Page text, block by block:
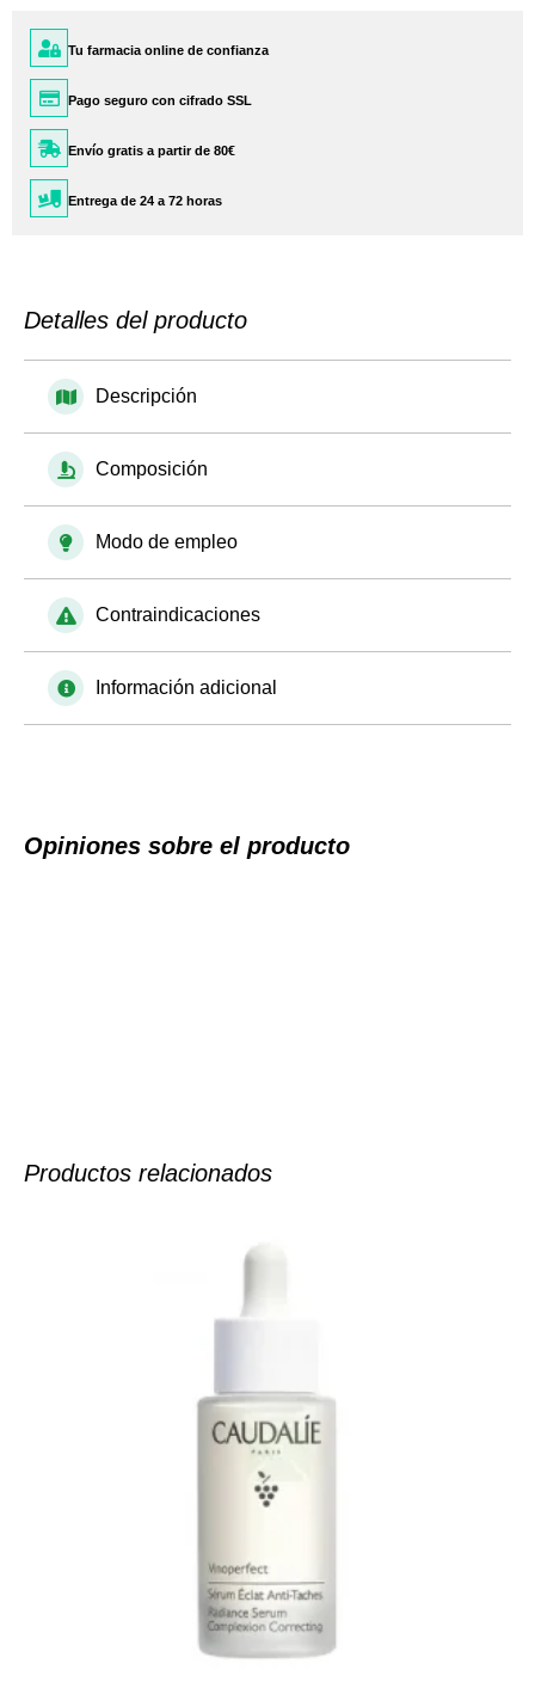
Tu farmacia online de confianza
Pago seguro con cifrado SSL
Envío gratis a partir de 80€
Entrega de 24 a 72 horas
Detalles del producto
Descripción
Composición
Modo de empleo
Contraindicaciones
Información adicional
Opiniones sobre el producto
Productos relacionados